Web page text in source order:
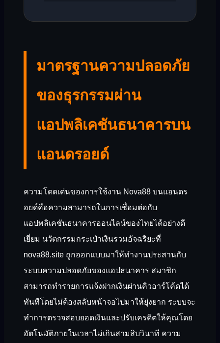
มาตรฐานความปลอดภัย
ของธุรกรรมผ่าน
แอปพลิเคชันธนาคารบน
แอนดรอยด์
ความโดดเด่นของการใช้งาน Nova88 บนแอนดร
อยด์คือความสามารถในการเชื่อมต่อกับ
แอปพลิเคชันธนาคารออนไลน์ของไทยได้อย่างดี
เยี่ยม นวัตกรรมกระเป๋าเงินรวมอัจฉริยะที่
nova88.site ถูกออกแบบมาให้ทำงานประสานกับ
ระบบความปลอดภัยของแอปธนาคาร สมาชิก
สามารถทำรายการแจ้งฝากเงินผ่านคิวอาร์โค้ดได้
ทันทีโดยไม่ต้องสลับหน้าจอไปมาให้ยุ่งยาก ระบบจะ
ทำการตรวจสอบยอดเงินและปรับเครดิตให้คุณโดย
อัตโนมัติภายในเวลาไม่เกินสามสิบวินาที ความ